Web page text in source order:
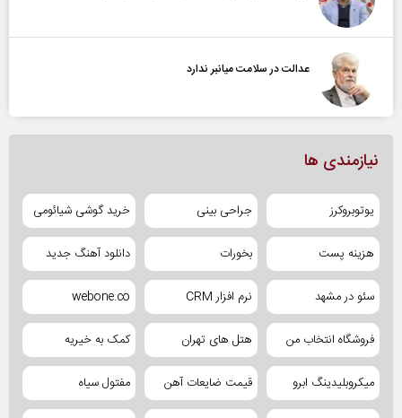
عدالت در سلامت میانبر ندارد
نیازمندی ها
یوتوبروکرز جراحی بینی خرید گوشی شیائومی
هزینه پست بخورات دانلود آهنگ جدید
سئو در مشهد نرم افزار CRM webone.co
فروشگاه انتخاب من هتل های تهران کمک به خیریه
میکروبلیدینگ ابرو قیمت ضایعات آهن مفتول سیاه